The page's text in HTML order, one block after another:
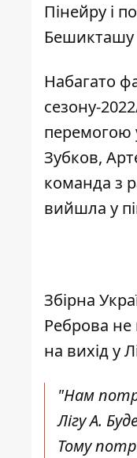
Пінейру і
Бешикташу
Набагато
сезону-
перемогою
Зубков,
команда з
вийшла у
Збірна
Реброва не
на вихід у
"Нам
Лігу А.
Тому